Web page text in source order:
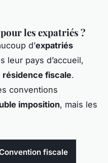
les expatriés ?
d’expatriés
leur pays d’accueil,
résidence fiscale.
conventions
imposition, mais les
fiscale